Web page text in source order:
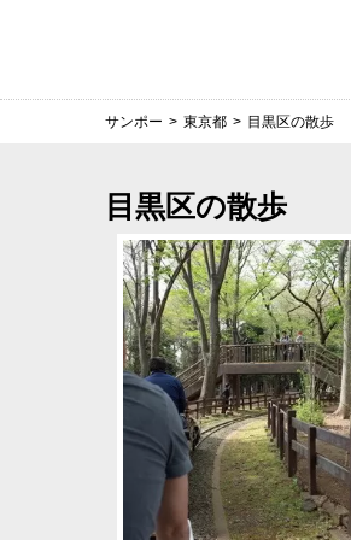
サンポー > 東京都 > 目黒区の散歩
目黒区の散歩